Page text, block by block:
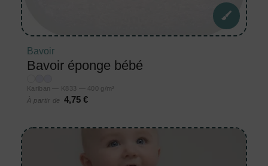
Bavoir
Bavoir éponge bébé
Kariban — K833 — 400 g/m²
À partir de
4,75 €